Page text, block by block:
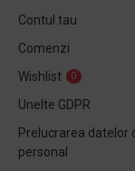
Contul tau
Comenzi
Wishlist
0
Unelte GDPR
Prelucrarea datelor
personal